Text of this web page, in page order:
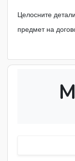
Целосните
предмет на